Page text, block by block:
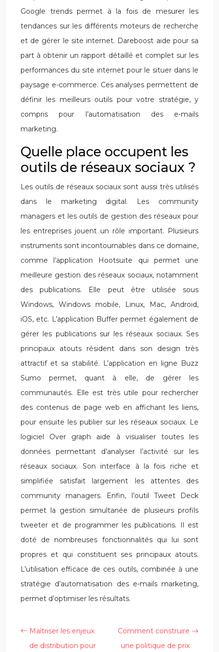
Google trends permet à la fois de mesurer les
tendances sur les différents moteurs de recherche
et de gérer le site internet. Dareboost aide pour sa
part à obtenir un rapport détaillé et complet sur les
performances du site internet pour le situer dans le
paysage e-commerce. Ces analyses permettent de
définir les meilleurs outils pour votre stratégie, y
compris pour l’automatisation des e-mails
marketing.
Quelle place occupent les
outils de réseaux sociaux ?
Les outils de réseaux sociaux sont aussi très utilisés
dans le marketing digital. Les community
managers et les outils de gestion des réseaux pour
les entreprises jouent un rôle important. Plusieurs
instruments sont incontournables dans ce domaine,
comme l’application Hootsuite qui permet une
meilleure gestion des réseaux sociaux, notamment
des publications. Elle peut être utilisée sous
Windows, Windows mobile, Linux, Mac, Android,
iOS, etc. L’application Buffer permet également de
gérer les publications sur les réseaux sociaux. Ses
principaux atouts résident dans son design très
attractif et sa stabilité. L’application en ligne Buzz
Sumo permet, quant à elle, de gérer les
communautés. Elle est très utile pour rechercher
des contenus de page web en affichant les liens,
pour ensuite les publier sur les réseaux sociaux. Le
logiciel Over graph aide à visualiser toutes les
données permettant d’analyser l’activité sur les
réseaux sociaux. Son interface à la fois riche et
simplifiée satisfait largement les attentes des
community managers. Enfin, l’outil Tweet Deck
permet la gestion simultanée de plusieurs profils
tweeter et de programmer les publications. Il est
doté de nombreuses fonctionnalités qui lui sont
propres et qui constituent ses principaux atouts.
L’utilisation efficace de ces outils, combinée à une
stratégie d’automatisation des e-mails marketing,
permet d’optimiser les résultats.
Maîtriser les enjeux
de distribution pour
Comment construire
une politique de prix